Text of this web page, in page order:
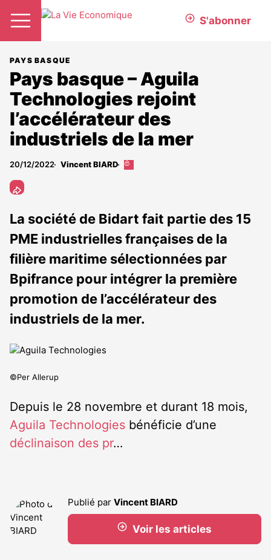
S'abonner
PAYS BASQUE
Pays basque – Aguila
Technologies rejoint
l’accélérateur des
industriels de la mer
20/12/2022 Vincent BIARD
Cet
abonnés
La société de Bidart fait partie des 15
PME industrielles françaises de la
filière maritime sélectionnées par
Bpifrance pour intégrer la première
promotion de l’accélérateur des
industriels de la mer.
©Per Allerup
Depuis le 28 novembre et durant 18 mois,
Aguila Technologies bénéficie d’une
déclinaison des pr…
Publié par Vincent BIARD
Voir les articles